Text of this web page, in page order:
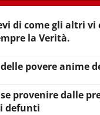
di come gli altri vi
la Verità.
povere anime
provenire dalle
defunti